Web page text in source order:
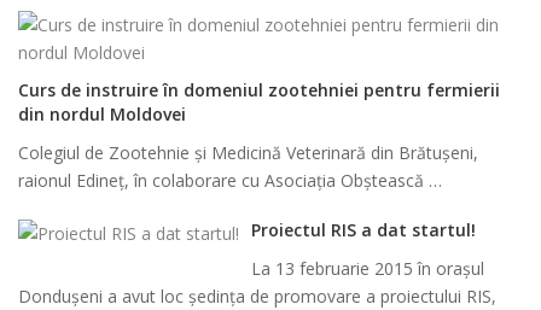
Curs de instruire în domeniul zootehniei pentru fermierii
din nordul Moldovei
Colegiul de Zootehnie și Medicină Veterinară din Brătușeni,
raionul Edineț, în colaborare cu Asociația Obștească …
Proiectul RIS a dat startul!
La 13 februarie 2015 în orașul
Dondușeni a avut loc ședința de promovare a proiectului RIS,